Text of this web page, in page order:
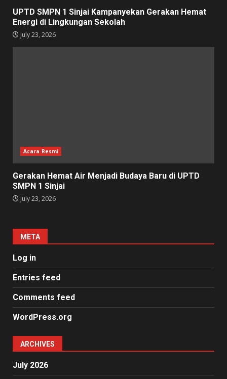
UPTD SMPN 1 Sinjai Kampanyekan Gerakan Hemat
Energi di Lingkungan Sekolah
July 23, 2026
Acara Resmi
Gerakan Hemat Air Menjadi Budaya Baru di UPTD
SMPN 1 Sinjai
July 23, 2026
META
Log in
Entries feed
Comments feed
WordPress.org
ARCHIVES
July 2026